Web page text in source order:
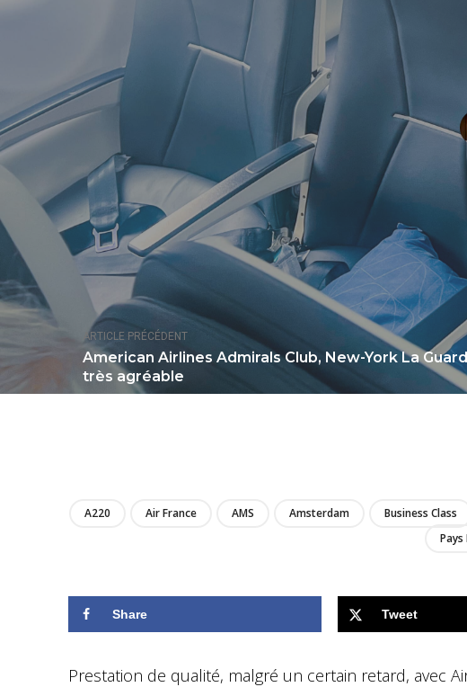
ARTICLE PRÉCÉDENT
American Airlines Admirals Club, New-York La
très agréable
A220 Air France AMS Amsterdam Business Class
Pays
Share Tweet
Prestation de qualité, malgré un certain retard, avec